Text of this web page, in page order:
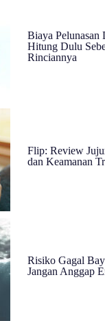
Biaya
Hitung Dulu
Rinciannya
Flip: Review
dan Keamanan
Risiko Gagal
Jangan Anggap